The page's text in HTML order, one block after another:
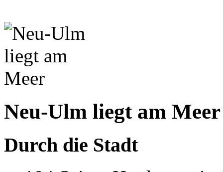
Neu-Ulm liegt am Meer
Durch die Stadt